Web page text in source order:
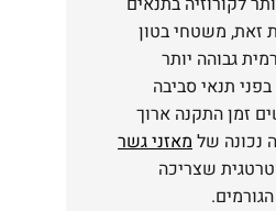
זאת, משטחי בטון
גבוהה יותר
תנאי סביבה
זמן התקנה ארוך
נכונה של מאזני גשר
שצריכה